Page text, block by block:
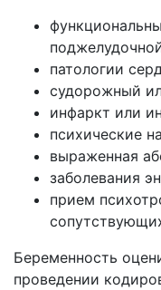
патологии
судорожный
инфаркт или
психические
выраженная
заболевания
прием
Беременность
проведении